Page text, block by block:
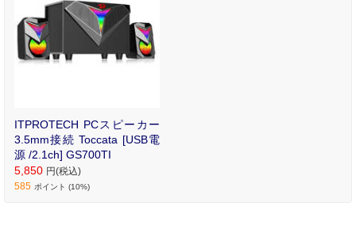
ITPROTECH PCスピーカー
3.5mm接続 Toccata [USB電
源 /2.1ch] GS700TI
5,850 円(税込)
585 ポイント (10%)